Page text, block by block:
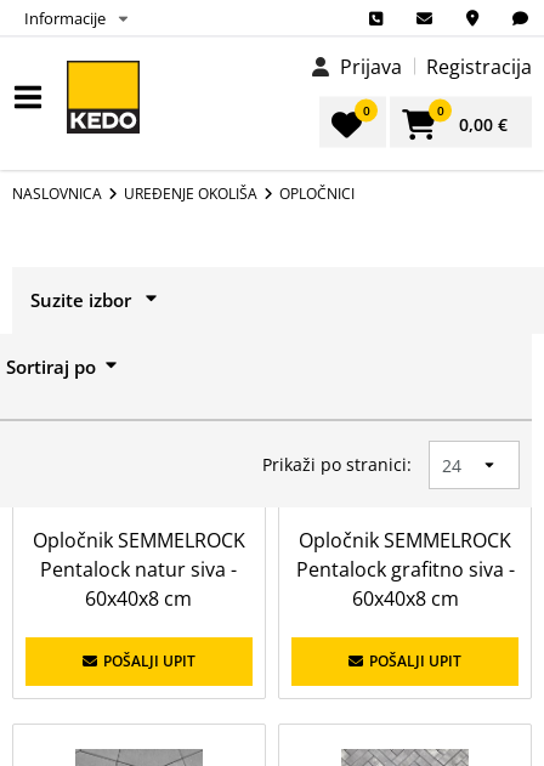
Informacije
Prijava Registracija
0 0
0,00 €
NASLOVNICA UREĐENJE OKOLIŠA OPLOČNICI
Suzite izbor
do
Sortiraj po
Prikaži po stranici:
Opločnik SEMMELROCK
Pentalock natur siva -
60x40x8 cm
POŠALJI UPIT
Opločnik SEMMELROCK
Pentalock grafitno siva -
60x40x8 cm
POŠALJI UPIT